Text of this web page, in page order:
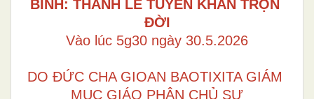
BÌNH: THÁNH LỄ TUYÊN KHẤN TRỌN
ĐỜI
Vào lúc 5g30 ngày 30.5.2026
DO ĐỨC CHA GIOAN BAOTIXITA GIÁM
MỤC GIÁO PHẬN CHỦ SỰ